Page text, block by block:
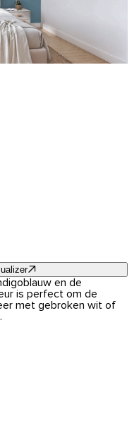
en de
is perfect om de
met gebroken wit of